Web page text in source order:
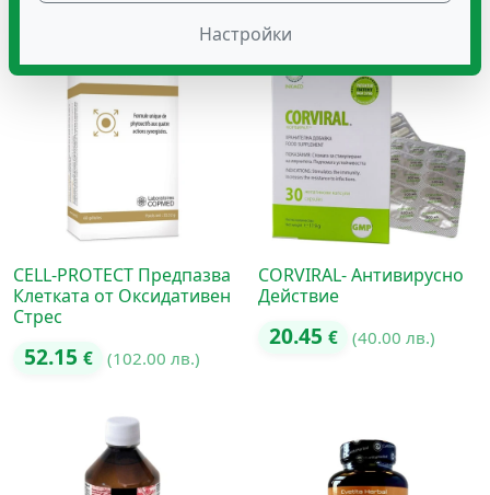
CELL-PROTECT Предпазва
Клетката от Оксидативен
Стрес
52.15 € (102.00 лв.)
CORVIRAL- Антивирусно
Действие
20.45 € (40.00 лв.)
Настройки